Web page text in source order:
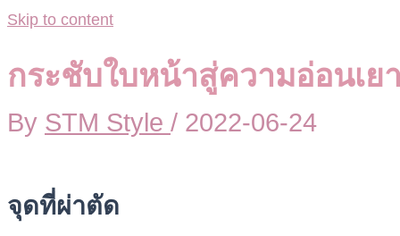
Skip to content
กระชับใบหน้าสู่ความอ่อนเย
By STM Style / 2022-06-24
จุดที่ผ่าตัด